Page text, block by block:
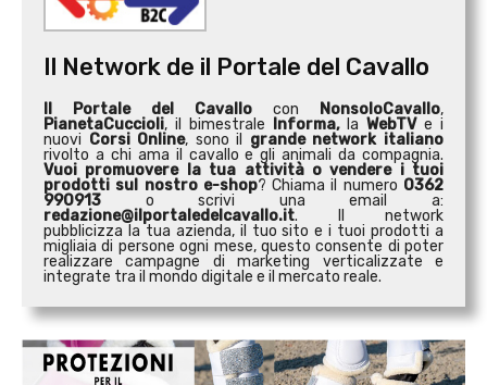
Il Network de il Portale del Cavallo
Il Portale del Cavallo con NonsoloCavallo,
PianetaCuccioli, il bimestrale Informa,laWebTVe i
nuovi Corsi Online, sono il grande network italiano
rivolto a chi ama il cavallo e gli animali da compagnia.
Vuoi promuovere la tua attività ovendere i tuoi
prodotti sul nostro e-shop? Chiama il numero 0362
990913 o scrivi una email a:
redazione@ilportaledelcavallo.it. Il network
pubblicizza la tua azienda, il tuo sito e i tuoi prodotti a
migliaia di persone ogni mese, questo consente di poter
realizzare campagne di marketing verticalizzate e
integrate tra il mondo digitale e il mercato reale.